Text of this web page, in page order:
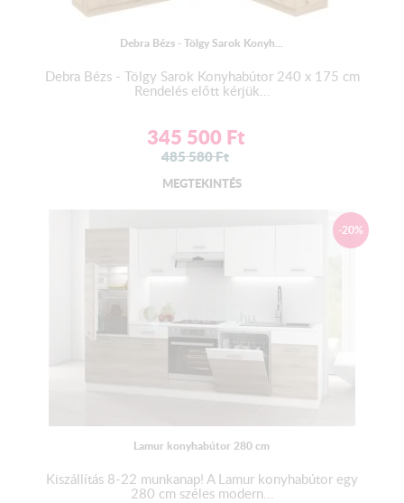
A munkalap színének a változtatási jogát a gyártó fenntartja!
Részletes leírás a Hasznos Információ fül alatt!
Debra Bézs - Tölgy Sarok Konyh...
Debra Bézs - Tölgy Sarok Konyhabútor 240 x 175 cm
Rendelés előtt kérjük...
345 500 Ft
485 580Ft
MEGTEKINTÉS
-20%
Lamur konyhabútor 280 cm
Kiszállítás 8-22 munkanap! A Lamur konyhabútor egy
280 cm széles modern...